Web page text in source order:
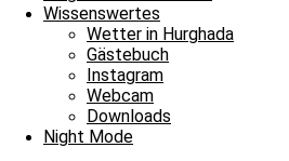
Wissenswertes
Wetter in Hurghada
Gästebuch
Instagram
Webcam
Downloads
Night Mode
Bitte einmal aktualisieren, um den
Weiterlesen »
14. Mai 2026Keine Kommentare
Tägliche Tauchausfahrten
Wir tauchen fröhlich in den